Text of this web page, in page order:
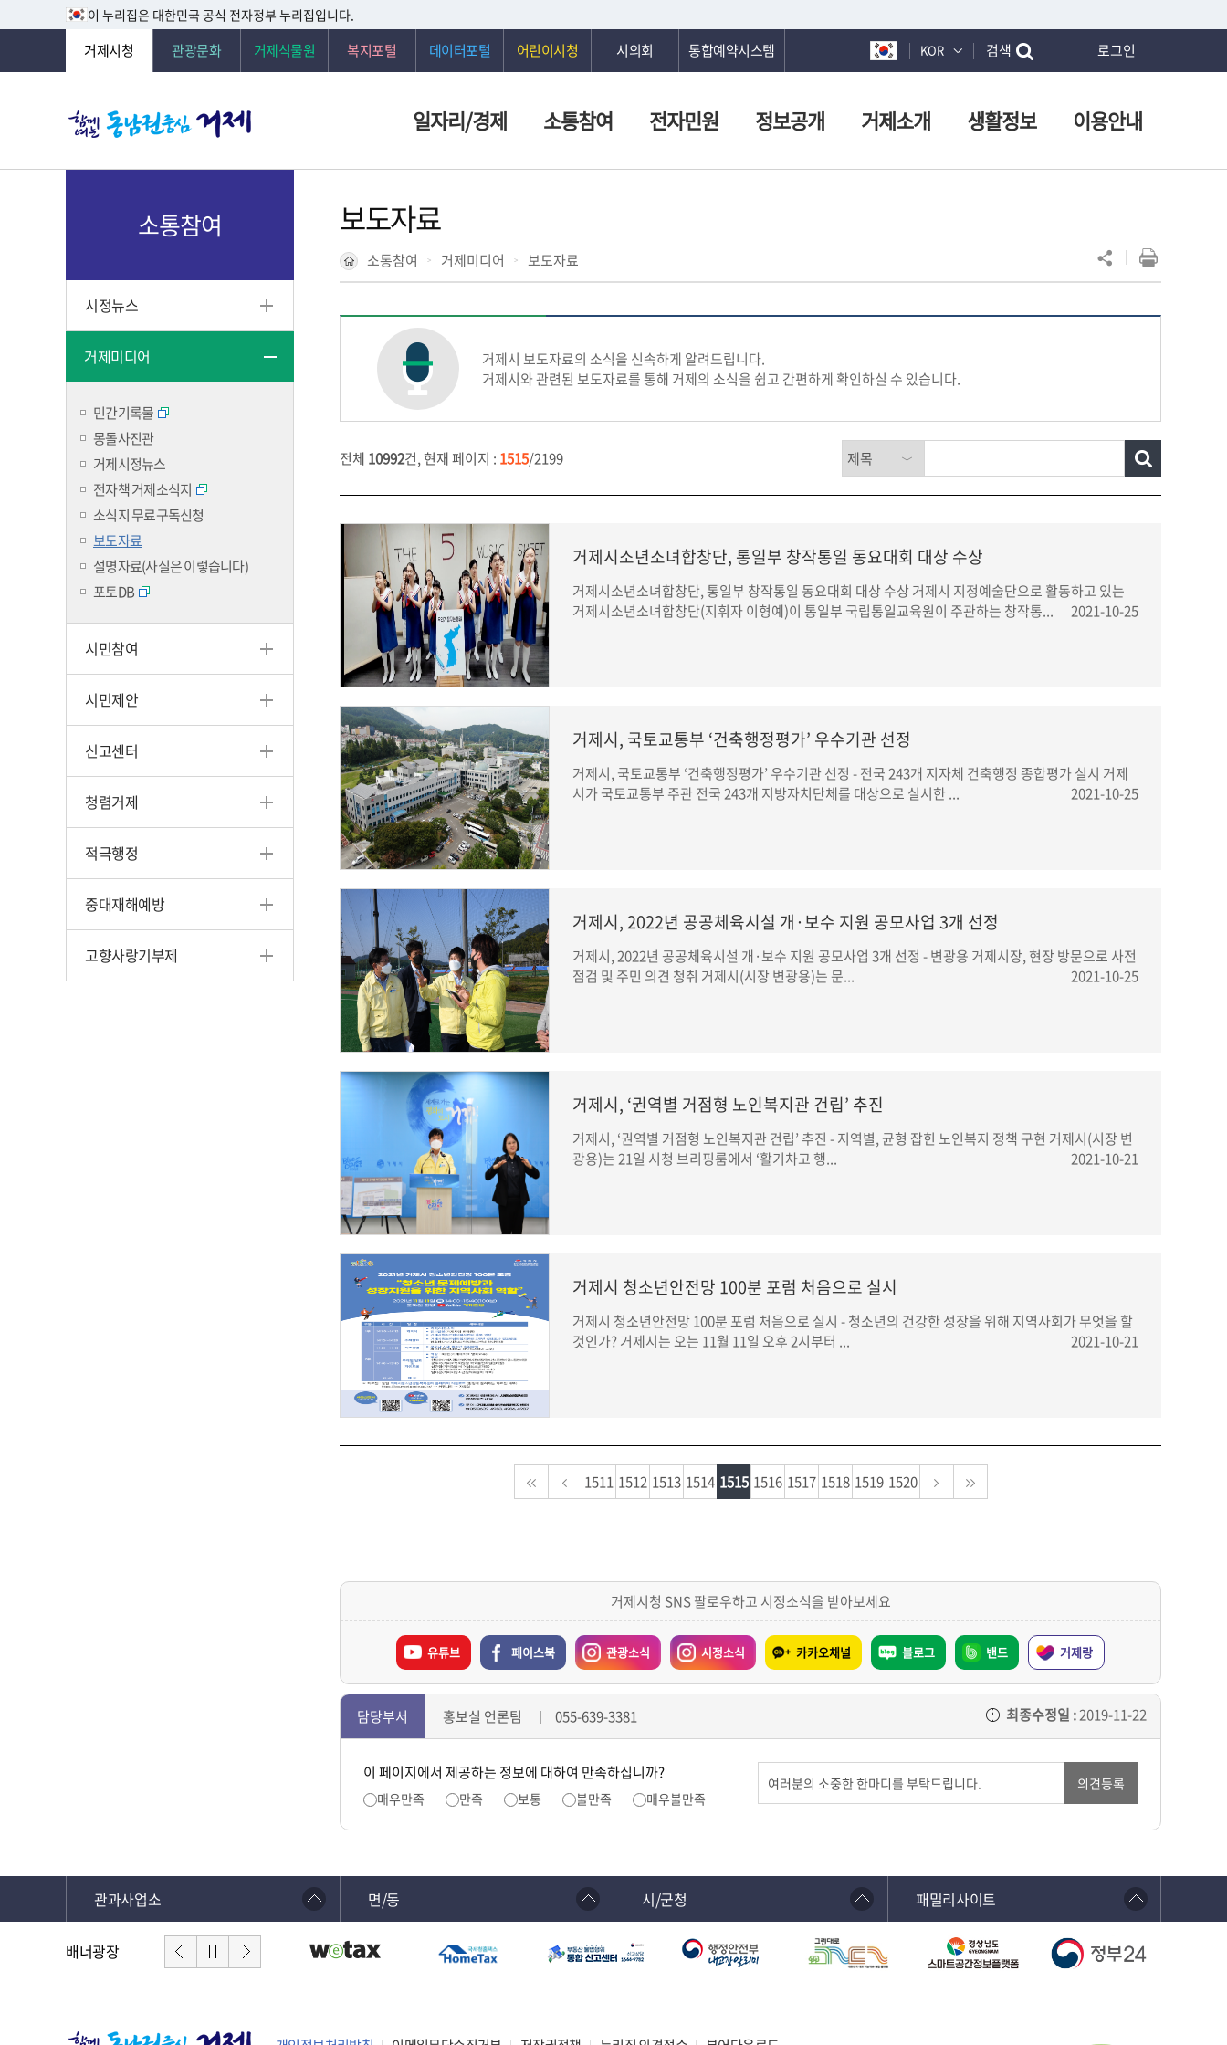
이 누리집은 대한민국 공식 전자정부 누리집입니다.
거제시청 관광문화 거제식물원 복지포털 데이터포털 어린이시청 시의회 통합예약시스템 KOR 검색 로그인
일자리/경제 소통참여 전자민원 정보공개 거제소개 생활정보 이용안내
소통참여
시정뉴스
거제미디어
민간기록물
몽돌사진관
거제시정뉴스
전자책 거제소식지
소식지 무료구독신청
보도자료
설명자료(사실은 이렇습니다)
포토DB
시민참여
시민제안
신고센터
청렴거제
적극행정
중대재해예방
고향사랑기부제
보도자료
소통참여 거제미디어 보도자료
거제시 보도자료의 소식을 신속하게 알려드립니다.
거제시와 관련된 보도자료를 통해 거제의 소식을 쉽고 간편하게 확인하실 수 있습니다.
전체 10992건, 현재 페이지 : 1515/2199
거제시소년소녀합창단, 통일부 창작통일 동요대회 대상 수상
거제시소년소녀합창단, 통일부 창작통일 동요대회 대상 수상 거제시 지정예술단으로 활동하고 있는
거제시소년소녀합창단(지휘자 이형예)이 통일부 국립통일교육원이 주관하는 창작통...
2021-10-25
거제시, 국토교통부 ‘건축행정평가’ 우수기관 선정
거제시, 국토교통부 ‘건축행정평가’ 우수기관 선정 - 전국 243개 지자체 건축행정 종합평가 실시 거제
시가 국토교통부 주관 전국 243개 지방자치단체를 대상으로 실시한 ...
2021-10-25
거제시, 2022년 공공체육시설 개·보수 지원 공모사업 3개 선정
거제시, 2022년 공공체육시설 개·보수 지원 공모사업 3개 선정 - 변광용 거제시장, 현장 방문으로 사전
점검 및 주민 의견 청취 거제시(시장 변광용)는 문...
2021-10-25
거제시, ‘권역별 거점형 노인복지관 건립’ 추진
거제시, ‘권역별 거점형 노인복지관 건립’ 추진 - 지역별, 균형 잡힌 노인복지 정책 구현 거제시(시장 변
광용)는 21일 시청 브리핑룸에서 ‘활기차고 행...
2021-10-21
거제시 청소년안전망 100분 포럼 처음으로 실시
거제시 청소년안전망 100분 포럼 처음으로 실시 - 청소년의 건강한 성장을 위해 지역사회가 무엇을 할
것인가? 거제시는 오는 11월 11일 오후 2시부터 ...
2021-10-21
1511 1512 1513 1514 1515 1516 1517 1518 1519 1520
거제시청 SNS 팔로우하고 시정소식을 받아보세요
유튜브 페이스북 관광소식 시정소식 카카오채널 블로그 밴드 거제랑
담당부서 홍보실 언론팀 055-639-3381 최종수정일 :2019-11-22
이 페이지에서 제공하는 정보에 대하여 만족하십니까?
매우만족 만족 보통 불만족 매우불만족
의견등록
관과사업소 면/동 시/군청 패밀리사이트
배너광장